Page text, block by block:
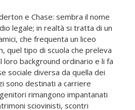
e Chase: sembra il nome
legale; in realtà si tratta di un
che frequenta un liceo
quel tipo di scuola che preleva
loro background ordinario e li fa
sociale diversa da quella dei
sono destinati a carriere
rimangono impantanati
sciovinisti, scontri